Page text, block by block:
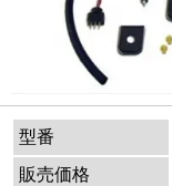
型番
販売価格